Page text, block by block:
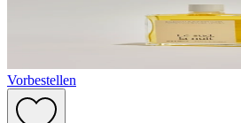
Vorbestellen